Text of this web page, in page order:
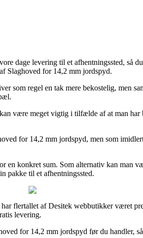
dage levering til et afhentningssted, så
Slaghoved for 14,2 mm jordspyd.
som regel en tak mere bekostelig, men
være meget vigtig i tilfælde af at man
for 14,2 mm jordspyd, men som
konkret sum. Som alternativ kan man
pakke til et afhentningssted.
flertallet af Desitek webbutikker været
levering.
for 14,2 mm jordspyd før du handler,